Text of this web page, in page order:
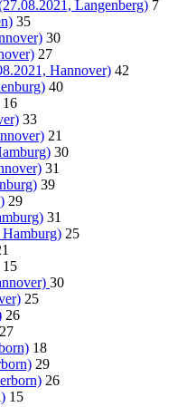
Langenberg) 7
35
30
27
Hannover) 42
40
16
33
21
30
31
39
29
31
25
15
30
25
26
27
18
29
26
15